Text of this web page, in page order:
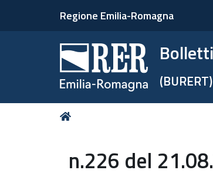
Regione Emilia-Romagna
(BURERT)
Tu
n.226 del